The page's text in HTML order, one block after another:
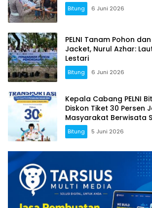
Bitung 6 Juni 2026
PELNI Tanam Pohon
Jacket, Nurul Azhar:
Lestari
Bitung 6 Juni 2026
Kepala Cabang PELNI
Diskon Tiket 30 Persen
Masyarakat Berwisata
Sekolah
Bitung 5 Juni 2026